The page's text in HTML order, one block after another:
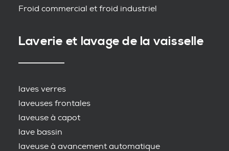
Froid commercial et froid industriel
Laverie et lavage de la vaisselle
laves verres
laveuses frontales
laveuse à capot
lave bassin
laveuse à avancement automatique